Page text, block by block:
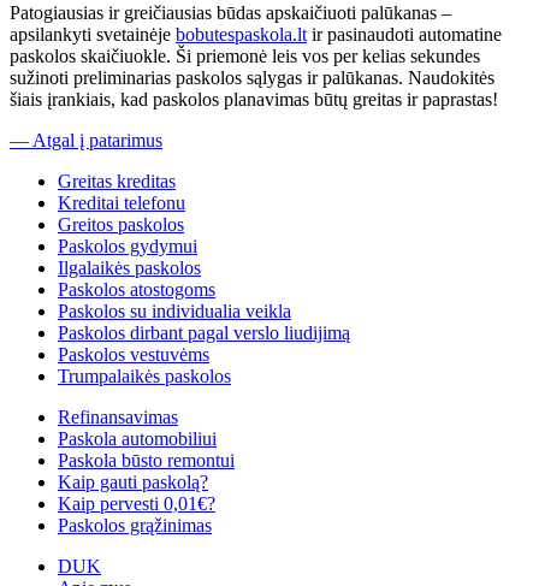
Patogiausias ir greičiausias būdas apskaičiuoti palūkanas –
apsilankyti svetainėje bobutespaskola.lt ir pasinaudoti automatine
paskolos skaičiuokle. Ši priemonė leis vos per kelias sekundes
sužinoti preliminarias paskolos sąlygas ir palūkanas. Naudokitės
šiais įrankiais, kad paskolos planavimas būtų greitas ir paprastas!
— Atgal į patarimus
Greitas kreditas
Kreditai telefonu
Greitos paskolos
Paskolos gydymui
Ilgalaikės paskolos
Paskolos atostogoms
Paskolos su individualia veikla
Paskolos dirbant pagal verslo liudijimą
Paskolos vestuvėms
Trumpalaikės paskolos
Refinansavimas
Paskola automobiliui
Paskola būsto remontui
Kaip gauti paskolą?
Kaip pervesti 0,01€?
Paskolos grąžinimas
DUK